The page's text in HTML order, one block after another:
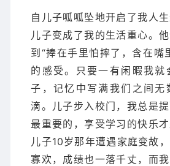
自儿子呱呱坠地开启了我人生
儿子变成了我的生活重心。
到“捧在手里怕摔了，含在嘴
的感受。只要一有闲暇我就
子，记忆中写满我们之间无
滴。儿子步入校门，我总是
最重要的，享受学习的快乐
儿子10岁那年遭遇家庭变故
寡欢，成绩也一落千丈，而